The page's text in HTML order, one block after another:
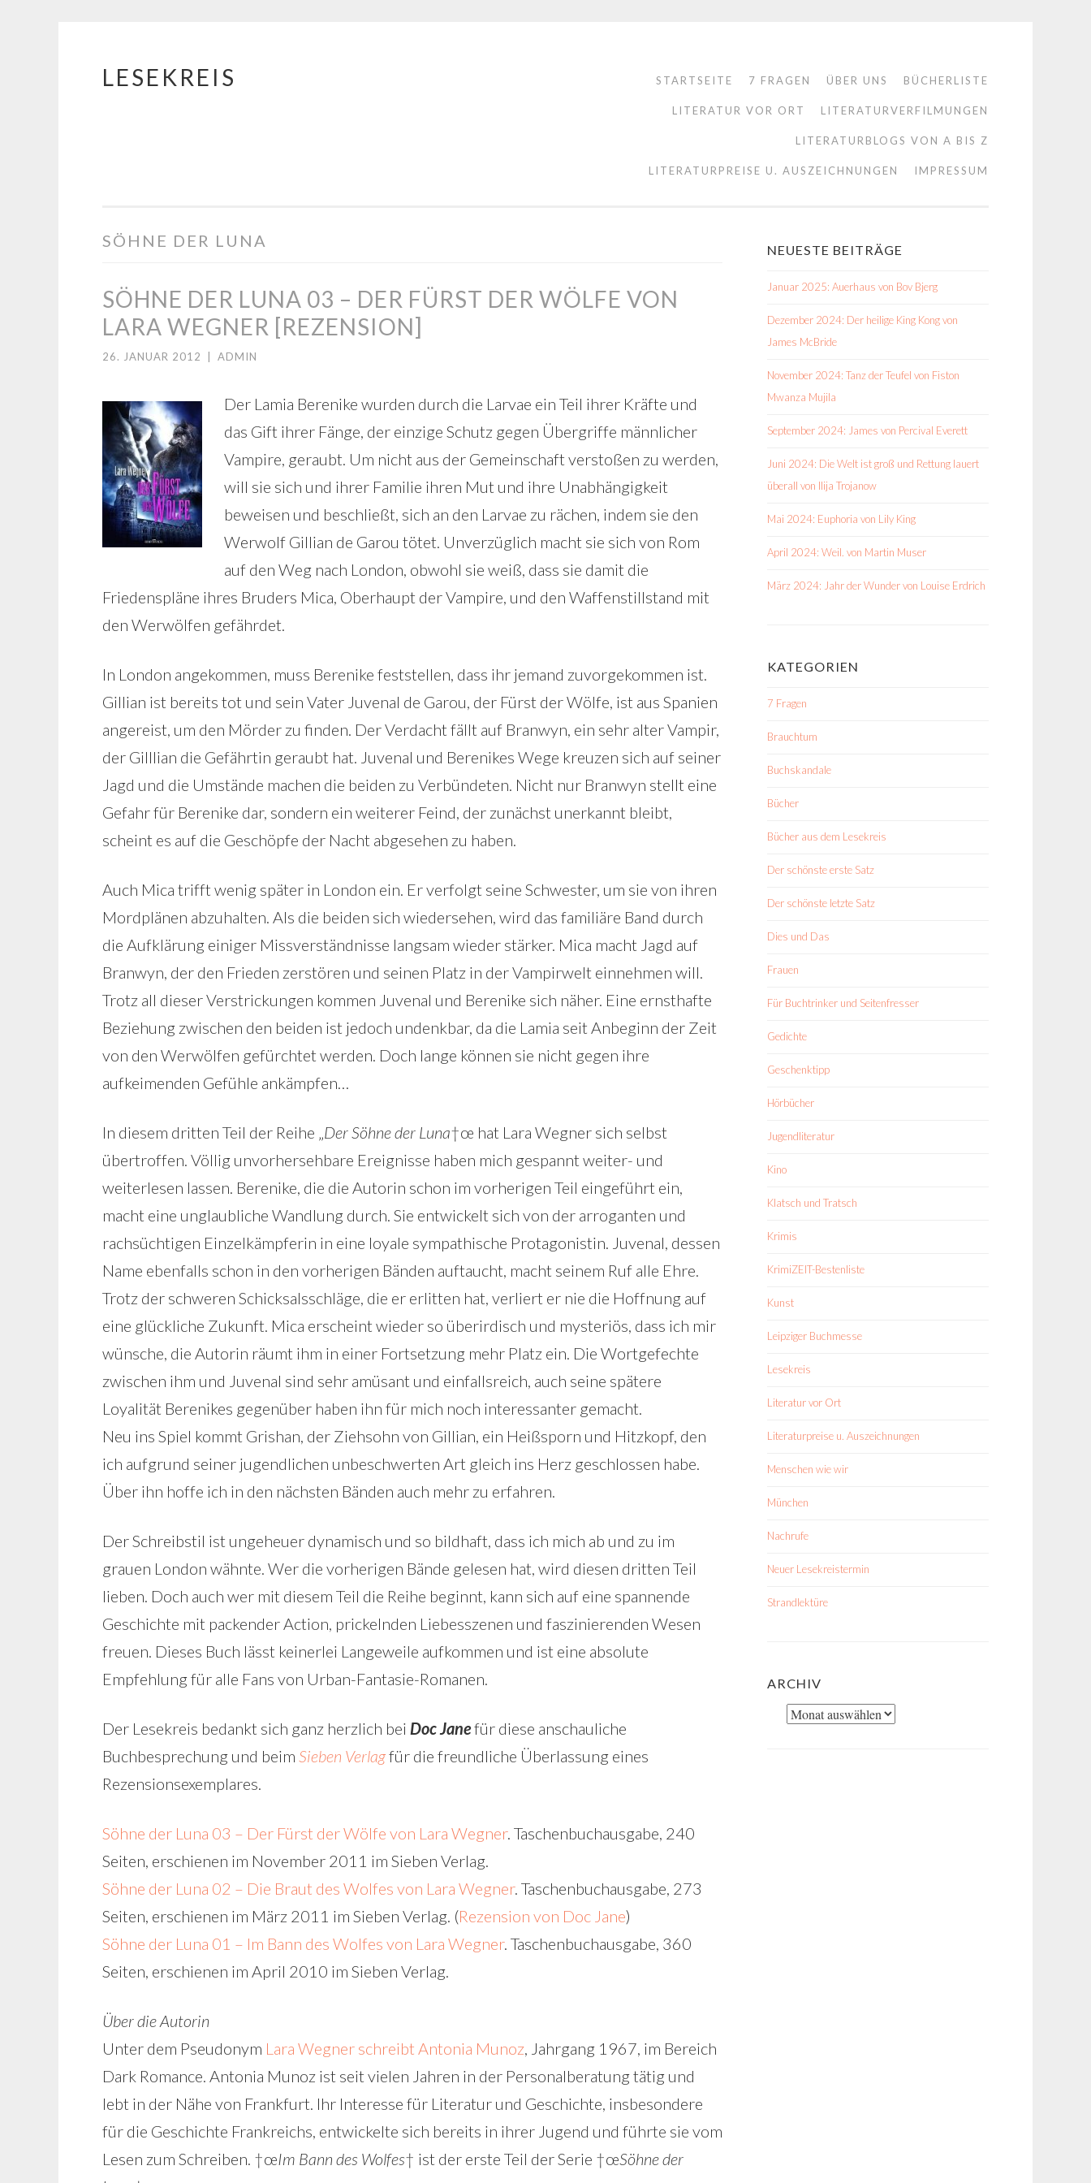
Springe
LESEKREIS STARTSEITE 7 FRAGEN ÜBER UNS BÜCHERLISTE
LITERATUR VOR ORT LITERATURVERFILMUNGEN
LITERATURBLOGS VON A BIS Z
LITERATURPREISE U. AUSZEICHNUNGEN IMPRESSUM
SÖHNE DER LUNA
SÖHNE DER LUNA 03 – DER FÜRST DER WÖLFE VON
LARA WEGNER [REZENSION]
26. JANUAR 2012 ADMIN
Der Lamia Berenike wurden durch die Larvae ein Teil ihrer Kräfte und
das Gift ihrer Fänge, der einzige Schutz gegen Übergriffe männlicher
Vampire, geraubt. Um nicht aus der Gemeinschaft verstoßen zu werden,
will sie sich und ihrer Familie ihren Mut und ihre Unabhängigkeit
beweisen und beschließt, sich an den Larvae zu rächen, indem sie den
Werwolf Gillian de Garou tötet. Unverzüglich macht sie sich von Rom
auf den Weg nach London, obwohl sie weiß, dass sie damit die
Friedenspläne ihres Bruders Mica, Oberhaupt der Vampire, und den Waffenstillstand mit
den Werwölfen gefährdet.
In London angekommen, muss Berenike feststellen, dass ihr jemand zuvorgekommen ist.
Gillian ist bereits tot und sein Vater Juvenal de Garou, der Fürst der Wölfe, ist aus Spanien
angereist, um den Mörder zu finden. Der Verdacht fällt auf Branwyn, ein sehr alter Vampir,
der Gilllian die Gefährtin geraubt hat. Juvenal und Berenikes Wege kreuzen sich auf seiner
Jagd und die Umstände machen die beiden zu Verbündeten. Nicht nur Branwyn stellt eine
Gefahr für Berenike dar, sondern ein weiterer Feind, der zunächst unerkannt bleibt,
scheint es auf die Geschöpfe der Nacht abgesehen zu haben.
Auch Mica trifft wenig später in London ein. Er verfolgt seine Schwester, um sie von ihren
Mordplänen abzuhalten. Als die beiden sich wiedersehen, wird das familiäre Band durch
die Aufklärung einiger Missverständnisse langsam wieder stärker. Mica macht Jagd auf
Branwyn, der den Frieden zerstören und seinen Platz in der Vampirwelt einnehmen will.
Trotz all dieser Verstrickungen kommen Juvenal und Berenike sich näher. Eine ernsthafte
Beziehung zwischen den beiden ist jedoch undenkbar, da die Lamia seit Anbeginn der Zeit
von den Werwölfen gefürchtet werden. Doch lange können sie nicht gegen ihre
aufkeimenden Gefühle ankämpfen…
In diesem dritten Teil der Reihe „Der Söhne der Luna†œ hat Lara Wegner sich selbst
übertroffen. Völlig unvorhersehbare Ereignisse haben mich gespannt weiter- und
weiterlesen lassen. Berenike, die die Autorin schon im vorherigen Teil eingeführt ein,
macht eine unglaubliche Wandlung durch. Sie entwickelt sich von der arroganten und
rachsüchtigen Einzelkämpferin in eine loyale sympathische Protagonistin. Juvenal, dessen
Name ebenfalls schon in den vorherigen Bänden auftaucht, macht seinem Ruf alle Ehre.
Trotz der schweren Schicksalsschläge, die er erlitten hat, verliert er nie die Hoffnung auf
eine glückliche Zukunft. Mica erscheint wieder so überirdisch und mysteriös, dass ich mir
wünsche, die Autorin räumt ihm in einer Fortsetzung mehr Platz ein. Die Wortgefechte
zwischen ihm und Juvenal sind sehr amüsant und einfallsreich, auch seine spätere
Loyalität Berenikes gegenüber haben ihn für mich noch interessanter gemacht.
Neu ins Spiel kommt Grishan, der Ziehsohn von Gillian, ein Heißsporn und Hitzkopf, den
ich aufgrund seiner jugendlichen unbeschwerten Art gleich ins Herz geschlossen habe.
Über ihn hoffe ich in den nächsten Bänden auch mehr zu erfahren.
Der Schreibstil ist ungeheuer dynamisch und so bildhaft, dass ich mich ab und zu im
grauen London wähnte. Wer die vorherigen Bände gelesen hat, wird diesen dritten Teil
lieben. Doch auch wer mit diesem Teil die Reihe beginnt, kann sich auf eine spannende
Geschichte mit packender Action, prickelnden Liebesszenen und faszinierenden Wesen
freuen. Dieses Buch lässt keinerlei Langeweile aufkommen und ist eine absolute
Empfehlung für alle Fans von Urban-Fantasie-Romanen.
Der Lesekreis bedankt sich ganz herzlich bei Doc Janefür diese anschauliche
Buchbesprechung und beim Sieben Verlagfür die freundliche Überlassung eines
Rezensionsexemplares.
Söhne der Luna 03 – Der Fürst der Wölfe von Lara Wegner. Taschenbuchausgabe, 240
Seiten, erschienen im November 2011 im Sieben Verlag.
Söhne der Luna 02 – Die Braut des Wolfes von Lara Wegner. Taschenbuchausgabe, 273
Seiten, erschienen im März 2011 im Sieben Verlag. (Rezension von Doc Jane)
Söhne der Luna 01 – Im Bann des Wolfes von Lara Wegner. Taschenbuchausgabe, 360
Seiten, erschienen im April 2010 im Sieben Verlag.
Über die Autorin
Unter dem Pseudonym Lara Wegner schreibt Antonia Munoz, Jahrgang 1967, im Bereich
Dark Romance. Antonia Munoz ist seit vielen Jahren in der Personalberatung tätig und
lebt in der Nähe von Frankfurt. Ihr Interesse für Literatur und Geschichte, insbesondere
für die Geschichte Frankreichs, entwickelte sich bereits in ihrer Jugend und führte sie vom
Lesen zum Schreiben. †œIm Bann des Wolfes† ist der erste Teil der Serie †œSöhne der
NEUESTE BEITRÄGE
Januar 2025: Auerhaus von Bov Bjerg
Dezember 2024: Der heilige King Kong von
James McBride
November 2024: Tanz der Teufel von Fiston
Mwanza Mujila
September 2024: James von Percival Everett
Juni 2024: Die Welt ist groß und Rettung lauert
überall von Ilija Trojanow
Mai 2024: Euphoria von Lily King
April 2024: Weil. von Martin Muser
März 2024: Jahr der Wunder von Louise Erdrich
KATEGORIEN
7 Fragen
Brauchtum
Buchskandale
Bücher
Bücher aus dem Lesekreis
Der schönste erste Satz
Der schönste letzte Satz
Dies und Das
Frauen
Für Buchtrinker und Seitenfresser
Gedichte
Geschenktipp
Hörbücher
Jugendliteratur
Kino
Klatsch und Tratsch
Krimis
KrimiZEIT-Bestenliste
Kunst
Leipziger Buchmesse
Lesekreis
Literatur vor Ort
Literaturpreise u. Auszeichnungen
Menschen wie wir
München
Nachrufe
Neuer Lesekreistermin
Strandlektüre
ARCHIV
Archiv